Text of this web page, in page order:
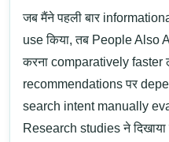
जब मैंने पहली बार
use किया, तब People Also
करना comparatively faster
recommendations पर
search intent manually
Research studies ने